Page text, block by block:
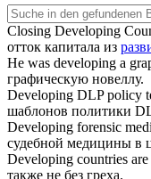
Closing Developing
отток капитала из
He was developing a
графическую новеллу.
Developing DLP policy
шаблонов политики
Developing forensic
судебной медицины в
Developing countries
также не без греха.